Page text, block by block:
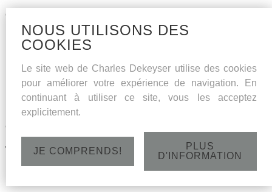
de CHORALE
Liebrecht Vanbeckevoort, piano
ténor Thomas Blondelle, basse Charles Dekeyser, soprano
Liesbeth Devos
La Passione
dirigé par Paul Dinneweth
Vendredi 15 octobre 2021 - Concertgebouw Brugge - 20h
NOUS UTILISONS DES
COOKIES
Le site web de Charles Dekeyser utilise des cookies
pour améliorer votre expérience de navigation. En
continuant à utiliser ce site, vous les acceptez
explicitement.
JE COMPRENDS!
PLUS
D'INFORMATION